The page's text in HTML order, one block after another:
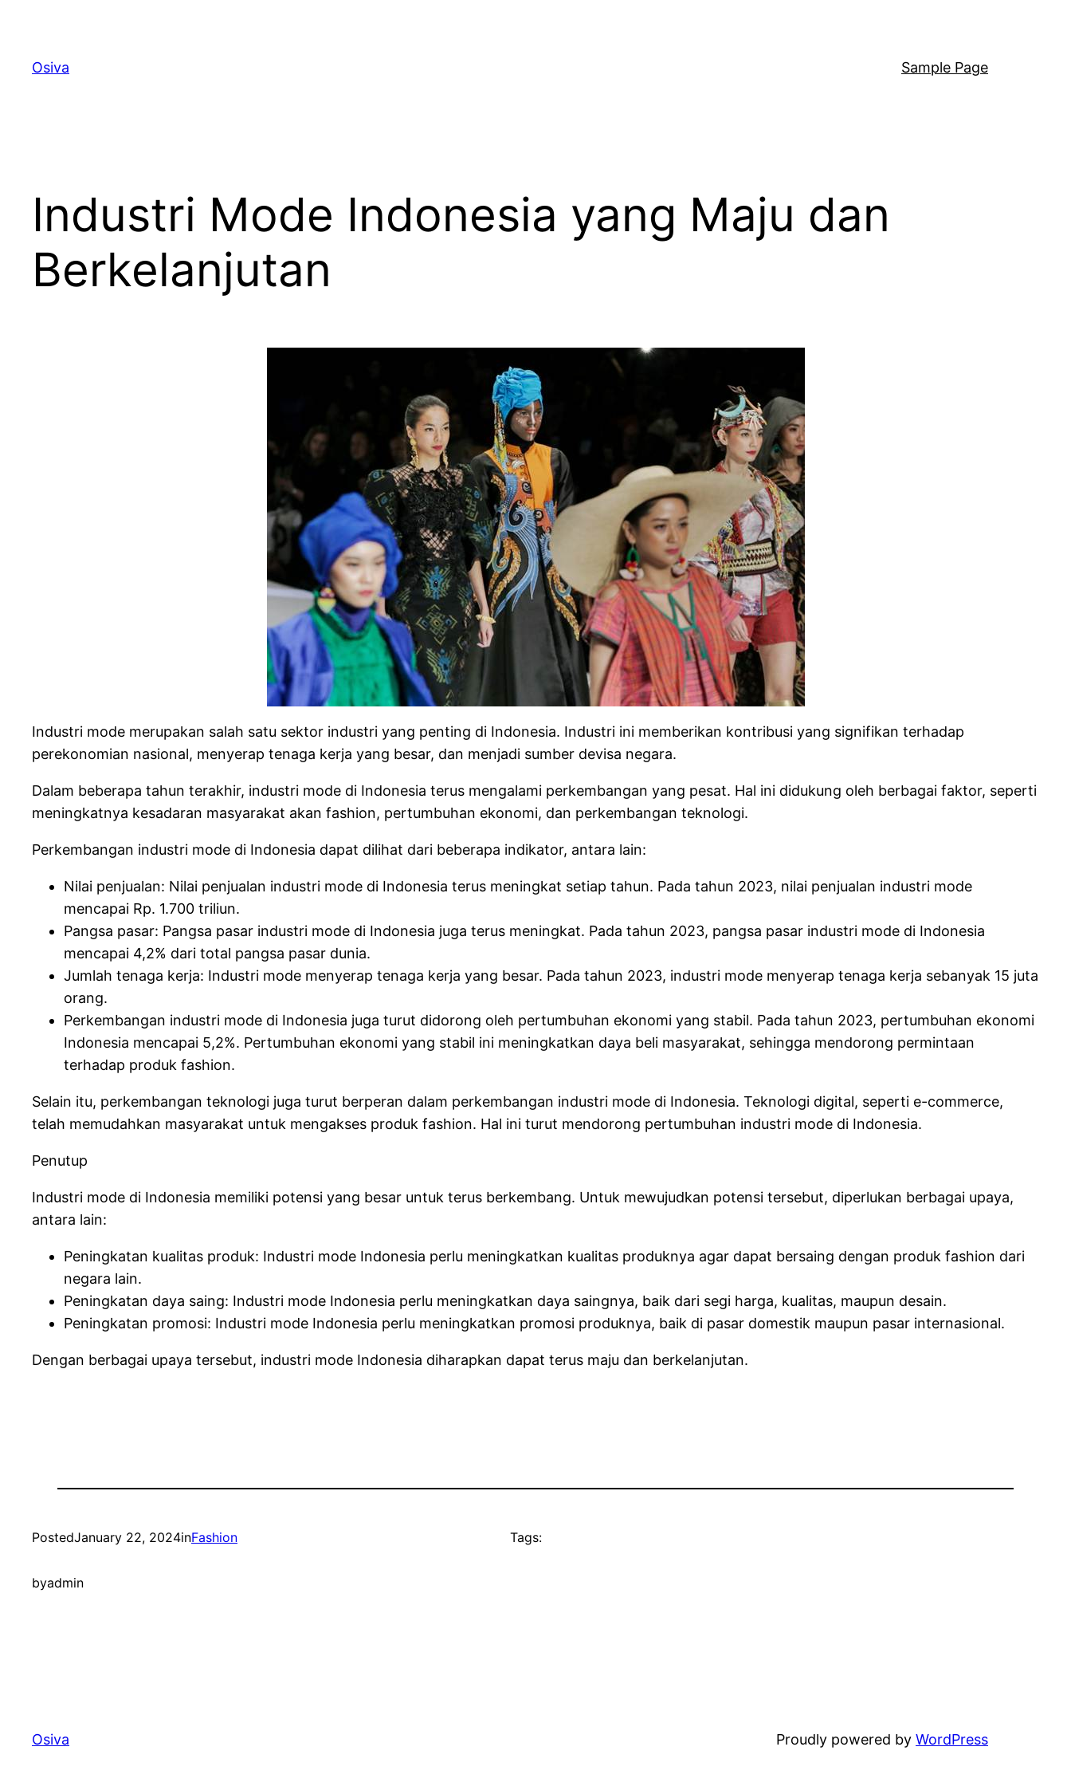
content
Osiva Sample Page
Industri Mode Indonesia yang Maju dan
Berkelanjutan
Industri mode merupakan salah satu sektor industri yang penting di Indonesia. Industri ini memberikan kontribusi yang signifikan terhadap
perekonomian nasional, menyerap tenaga kerja yang besar, dan menjadi sumber devisa negara.
Dalam beberapa tahun terakhir, industri mode di Indonesia terus mengalami perkembangan yang pesat. Hal ini didukung oleh berbagai faktor, seperti
meningkatnya kesadaran masyarakat akan fashion, pertumbuhan ekonomi, dan perkembangan teknologi.
Perkembangan industri mode di Indonesia dapat dilihat dari beberapa indikator, antara lain:
Nilai penjualan: Nilai penjualan industri mode di Indonesia terus meningkat setiap tahun. Pada tahun 2023, nilai penjualan industri mode
mencapai Rp. 1.700 triliun.
Pangsa pasar: Pangsa pasar industri mode di Indonesia juga terus meningkat. Pada tahun 2023, pangsa pasar industri mode di Indonesia
mencapai 4,2% dari total pangsa pasar dunia.
Jumlah tenaga kerja: Industri mode menyerap tenaga kerja yang besar. Pada tahun 2023, industri mode menyerap tenaga kerja sebanyak 15 juta
orang.
Perkembangan industri mode di Indonesia juga turut didorong oleh pertumbuhan ekonomi yang stabil. Pada tahun 2023, pertumbuhan ekonomi
Indonesia mencapai 5,2%. Pertumbuhan ekonomi yang stabil ini meningkatkan daya beli masyarakat, sehingga mendorong permintaan
terhadap produk fashion.
Selain itu, perkembangan teknologi juga turut berperan dalam perkembangan industri mode di Indonesia. Teknologi digital, seperti e-commerce,
telah memudahkan masyarakat untuk mengakses produk fashion. Hal ini turut mendorong pertumbuhan industri mode di Indonesia.
Penutup
Industri mode di Indonesia memiliki potensi yang besar untuk terus berkembang. Untuk mewujudkan potensi tersebut, diperlukan berbagai upaya,
antara lain:
Peningkatan kualitas produk: Industri mode Indonesia perlu meningkatkan kualitas produknya agar dapat bersaing dengan produk fashion dari
negara lain.
Peningkatan daya saing: Industri mode Indonesia perlu meningkatkan daya saingnya, baik dari segi harga, kualitas, maupun desain.
Peningkatan promosi: Industri mode Indonesia perlu meningkatkan promosi produknya, baik di pasar domestik maupun pasar internasional.
Dengan berbagai upaya tersebut, industri mode Indonesia diharapkan dapat terus maju dan berkelanjutan.
PostedJanuary 22, 2024inFashion
byadmin
Tags:
Osiva Proudly powered by WordPress